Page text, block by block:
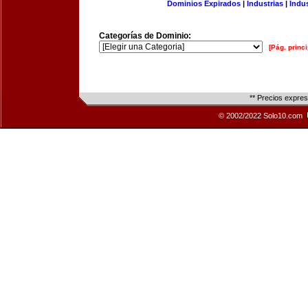
Dominios Expirados | Industrias |
Categorías de Dominio:
[Pág.
** Precios
© 2002/2022 Solo10.com